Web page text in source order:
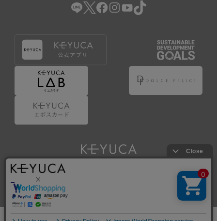
Copyright © KAWAJUN Co., Ltd. All Rights Reserved.